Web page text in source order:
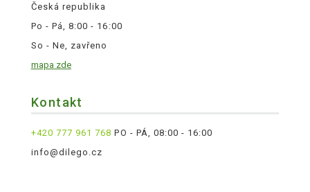
Česká republika
Po - Pá, 8:00 - 16:00
So - Ne, zavřeno
mapa zde
Kontakt
+420 777 961 768 PO - PÁ, 08:00 - 16:00
info@dilego.cz